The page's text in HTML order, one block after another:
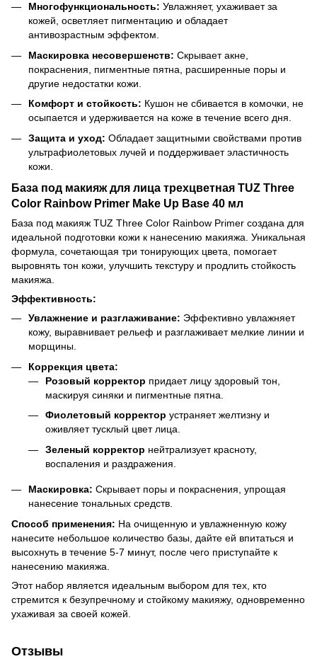
Многофункциональность: Увлажняет, ухаживает за
кожей, осветляет пигментацию и обладает
антивозрастным эффектом.
Маскировка несовершенств: Скрывает акне,
покраснения, пигментные пятна, расширенные поры и
другие недостатки кожи.
Комфорт и стойкость: Кушон не сбивается в комочки, не
осыпается и удерживается на коже в течение всего дня.
Защита и уход: Обладает защитными свойствами против
ультрафиолетовых лучей и поддерживает эластичность
кожи.
База под макияж для лица трехцветная TUZ Three
Color Rainbow Primer Make Up Base 40 мл
База под макияж TUZ Three Color Rainbow Primer создана для
идеальной подготовки кожи к нанесению макияжа. Уникальная
формула, сочетающая три тонирующих цвета, помогает
выровнять тон кожи, улучшить текстуру и продлить стойкость
макияжа.
Эффективность:
Увлажнение и разглаживание: Эффективно увлажняет
кожу, выравнивает рельеф и разглаживает мелкие линии и
морщины.
Коррекция цвета:
Розовый корректор придает лицу здоровый тон,
маскируя синяки и пигментные пятна.
Фиолетовый корректор устраняет желтизну и
оживляет тусклый цвет лица.
Зеленый корректор нейтрализует красноту,
воспаления и раздражения.
Маскировка: Скрывает поры и покраснения, упрощая
нанесение тональных средств.
Способ применения: На очищенную и увлажненную кожу
нанесите небольшое количество базы, дайте ей впитаться и
высохнуть в течение 5-7 минут, после чего приступайте к
нанесению макияжа.
Этот набор является идеальным выбором для тех, кто
стремится к безупречному и стойкому макияжу, одновременно
ухаживая за своей кожей.
Отзывы